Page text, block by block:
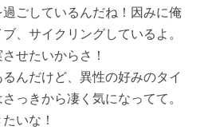
ごしているんだね！因みに俺
、サイクリングしているよ。
せたいからさ！
んだけど、異性の好みのタイ
っきから凄く気になってて。
いな！